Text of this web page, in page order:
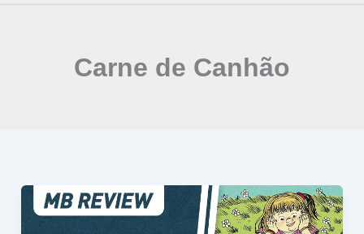
Carne de Canhão